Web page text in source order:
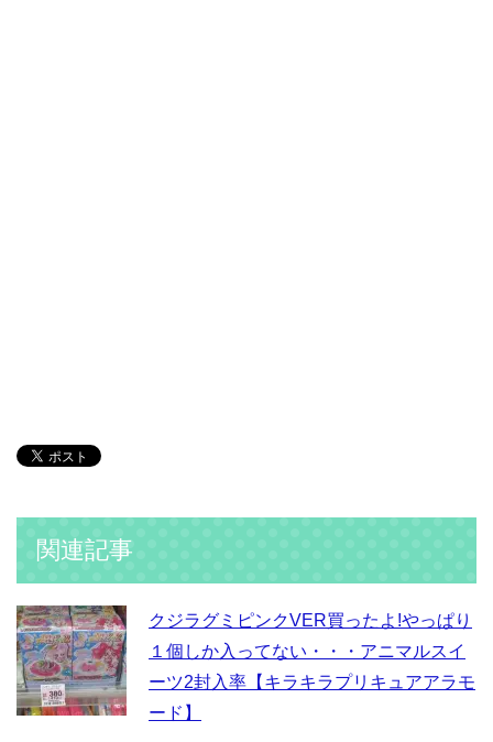
関連記事
クジラグミピンクVER買ったよ!やっぱり
１個しか入ってない・・・アニマルスイ
ーツ2封入率【キラキラプリキュアアラモ
ード】